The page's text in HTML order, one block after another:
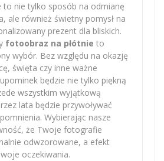
to nie tylko sposób na odmianę
ale również świetny pomysł na
prezent dla bliskich.
fotoobraz na płótnie to
wybór. Bez względu na okazję
święta czy inne ważne
będzie nie tylko piękną
wszystkim wyjątkową
lata będzie przywoływać
Wybierając nasze
że Twoje fotografie
odwzorowane, a efekt
oczekiwania.